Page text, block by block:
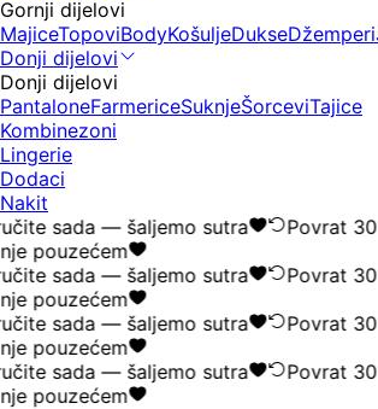
Gornji dijelovi
MajiceTopoviBodyKošuljeDukseDžemperi
Donji dijelovi
Donji dijelovi
PantaloneFarmericeSuknjeŠorceviTajice
Kombinezoni
Lingerie
Dodaci
Nakit
sada — šaljemo sutra
Povrat 30
pouzećem
sada — šaljemo sutra
Povrat 30
pouzećem
sada — šaljemo sutra
Povrat 30
pouzećem
sada — šaljemo sutra
Povrat 30
pouzećem